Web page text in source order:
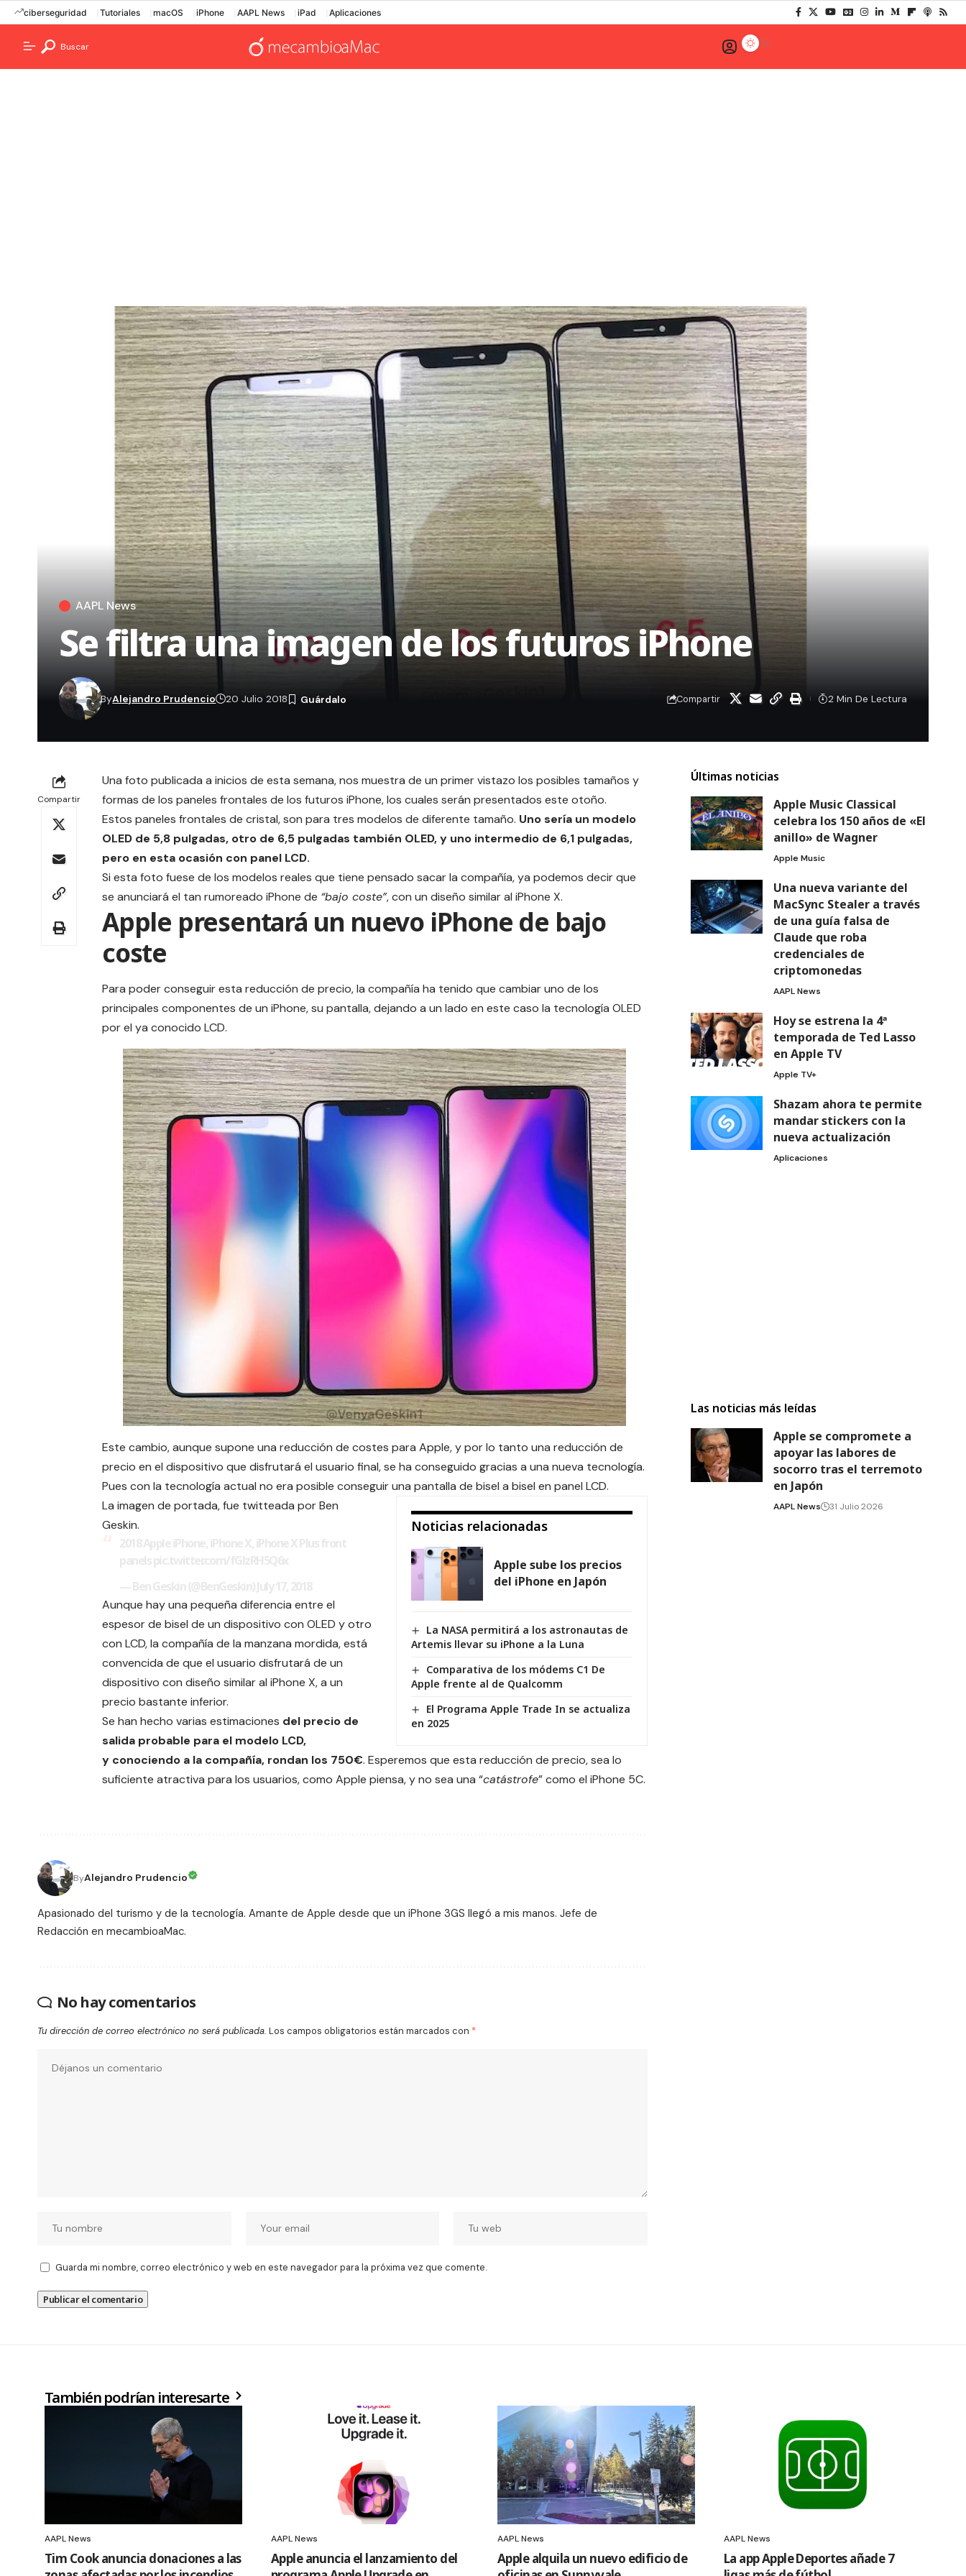
ciberseguridad Tutoriales macOS iPhone AAPL News iPad Aplicaciones
Buscar
AAPL News
Se filtra una imagen de los futuros iPhone
ByAlejandro Prudencio 20 Julio 2018 Compartir 2 Min De Lectura
Compartir
Una foto publicada a inicios de esta semana, nos muestra de un primer vistazo los posibles tamaños y
formas de los paneles frontales de los futuros iPhone, los cuales serán presentados este otoño.
Estos paneles frontales de cristal, son para tres modelos de diferente tamaño. Uno sería un modelo
OLED de 5,8 pulgadas, otro de 6,5 pulgadas también OLED, y uno intermedio de 6,1 pulgadas,
pero en esta ocasión con panel LCD.
Si esta foto fuese de los modelos reales que tiene pensado sacar la compañía, ya podemos decir que
se anunciará el tan rumoreado iPhone de “bajo coste”, con un diseño similar al iPhone X.
Apple presentará un nuevo iPhone de bajo
coste
Para poder conseguir esta reducción de precio,la compañía ha tenido que cambiar uno de los
principales componentes de un iPhone, su pantalla, dejando a un lado en este caso la tecnología OLED
por el ya conocido LCD.
Este cambio, aunque supone una reducción de costes para Apple, y por lo tanto una reducción de
precio en el dispositivo que disfrutará el usuario final, se ha conseguido gracias a una nueva tecnología.
Pues con la tecnología actual no era posible conseguir una pantalla de bisel a bisel en panel LCD.
Noticias relacionadas
Apple sube los precios
del iPhone en Japón
La NASA permitirá a los astronautas de
Artemis llevar su iPhone a la Luna
Comparativa de los módems C1 De
Apple frente al de Qualcomm
El Programa Apple Trade In se actualiza
en 2025
La imagen de portada, fue twitteada por Ben
Geskin.
Aunque hay una pequeña diferencia entre el
espesor de bisel de un dispositivo con OLED y otro
con LCD, la compañía de la manzana mordida, está
convencida de que el usuario disfrutará de un
dispositivo con diseño similar al iPhone X, a un
precio bastante inferior.
Se han hecho varias estimaciones del precio de
salida probable para el modelo LCD,
y conociendo a la compañía, rondan los 750€. Esperemos que esta reducción de precio, sea lo
suficiente atractiva para los usuarios, como Apple piensa, y no sea una “catástrofe” como el iPhone 5C.
ByAlejandro Prudencio
Apasionado del turismo y de la tecnología. Amante de Apple desde que un iPhone 3GS llegó a mis manos. Jefe de
Redacción en mecambioaMac.
No hay comentarios
Tu dirección de correo electrónico no será publicada. Los campos obligatorios están marcados con *
Guarda mi nombre, correo electrónico y web en este navegador para la próxima vez que comente.
Últimas noticias
Apple Music Classical
celebra los 150 años de «El
anillo» de Wagner
Apple Music
Una nueva variante del
MacSync Stealer a través
de una guía falsa de
Claude que roba
credenciales de
criptomonedas
AAPL News
Hoy se estrena la 4ª
temporada de Ted Lasso
en Apple TV
Apple TV+
Shazam ahora te permite
mandar stickers con la
nueva actualización
Aplicaciones
Las noticias más leídas
Apple se compromete a
apoyar las labores de
socorro tras el terremoto
en Japón
AAPL News 31 Julio 2026
También podrían interesarte
AAPL News
Tim Cook anuncia donaciones a las
AAPL News
Apple anuncia el lanzamiento del
AAPL News
Apple alquila un nuevo edificio de
AAPL News
La app Apple Deportes añade 7